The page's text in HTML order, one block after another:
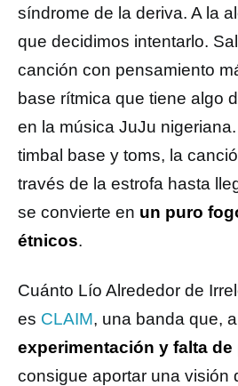
síndrome de la deriva. A la
que decidimos intentarlo.
canción con pensamiento
base rítmica que tiene algo
en la música JuJu
timbal base y toms, la
través de la estrofa hasta
se convierte en un puro
étnicos.
Cuánto Lío Alrededor de
es CLAIM, una banda que,
experimentación y falta
consigue aportar una visión